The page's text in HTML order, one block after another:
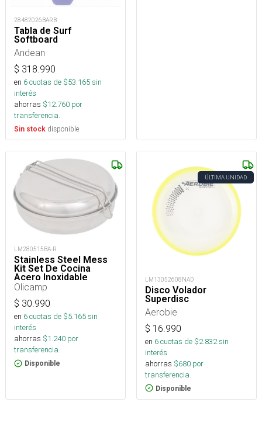
28482026BARB
Tabla de Surf
Softboard
Andean
$ 318.990
en 6cuotas de $53.165sin
interés
ahorras $12.760 por
transferencia.
Sin stock disponible
LM280515BA-R
Stainless Steel Mess
Kit Set De Cocina
Acero Inoxidable
Camping
Olicamp
$ 30.990
en 6cuotas de $5.165sin
interés
ahorras $1.240 por
transferencia.
Disponible
ÚLTIMA UNIDAD
LM13052608NAD
Disco Volador
Superdisc
Aerobie
$ 16.990
en 6cuotas de $2.832sin
interés
ahorras $680 por
transferencia.
Disponible